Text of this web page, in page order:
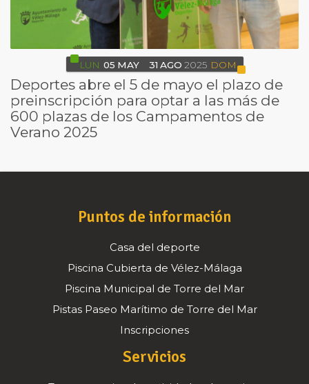
LUN 05 MAY 31 AGO 2025 DOM
Deportes abre el 5 de mayo el plazo de
preinscripción para optar a las más de
600 plazas de los Campamentos de
Verano 2025
Puntos de información
Casa del deporte
Piscina Cubierta de Vélez-Málaga
Piscina Municipal de Torre del Mar
Pistas Paseo Marítimo de Torre del Mar
Inscripciones
Servicios